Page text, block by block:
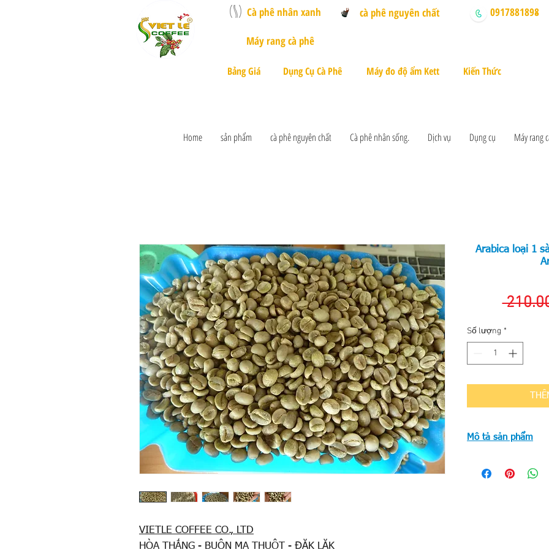
-
Cà phê nhân xanh cà phê nguyên chất 0917881898
Máy rang cà phê
Bảng Giá Dụng Cụ Cà Phê Máy đo độ ẩm Kett Kiến Thức
Home sản phẩm cà phê nguyên chất Cà phê nhân sống. Dịch vụ Dụng cụ Máy rang
VIETLE COFFEE CO., LTD
HÒA THẮNG - BUÔN MA THUỘT - ĐĂK LĂK
Arabica loại 1
Số lượng *
Mô tả sản phẩm
Nhà sản xuất/